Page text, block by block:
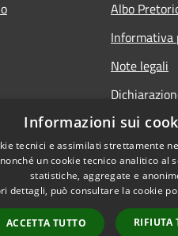
Albo
Informativa
Note legali
Informazioni sui
tecnici e assimilati strettamente
un cookie tecnico analitico al
statistiche, aggregate e
dettagli, può consultare la cookie
ACCETTA TUTTO RIFIUTA